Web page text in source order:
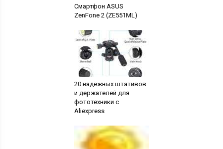
Смартфон ASUS
ZenFone 2 (ZE551ML)
20 надёжных штативов
и держателей для
фототехники с
Aliexpress